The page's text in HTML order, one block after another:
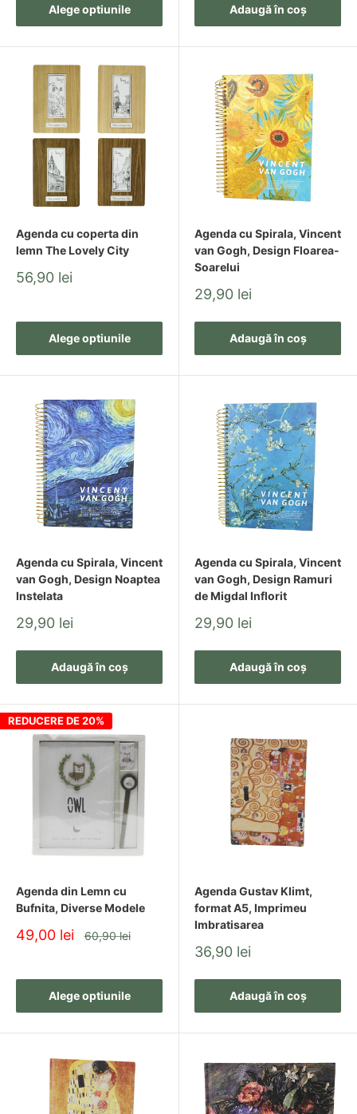
Alege optiunile Adaugă în coș
Agenda cu coperta din
lemn The Lovely City
Pret
redus
56,90 lei
Alege optiunile
Agenda cu Spirala, Vincent
van Gogh, Design Floarea-
Soarelui
Pret
redus
29,90 lei
Adaugă în coș
Agenda cu Spirala, Vincent
van Gogh, Design Noaptea
Instelata
Pret
redus
29,90 lei
Adaugă în coș
Agenda cu Spirala, Vincent
van Gogh, Design Ramuri
de Migdal Inflorit
Pret
redus
29,90 lei
Adaugă în coș
REDUCERE DE 20%
Agenda din Lemn cu
Bufnita, Diverse Modele
Pret
redus
49,00 lei Pret
60,90 lei
Alege optiunile
Agenda Gustav Klimt,
format A5, Imprimeu
Imbratisarea
Pret
redus
36,90 lei
Adaugă în coș